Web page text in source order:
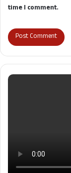
time I comment.